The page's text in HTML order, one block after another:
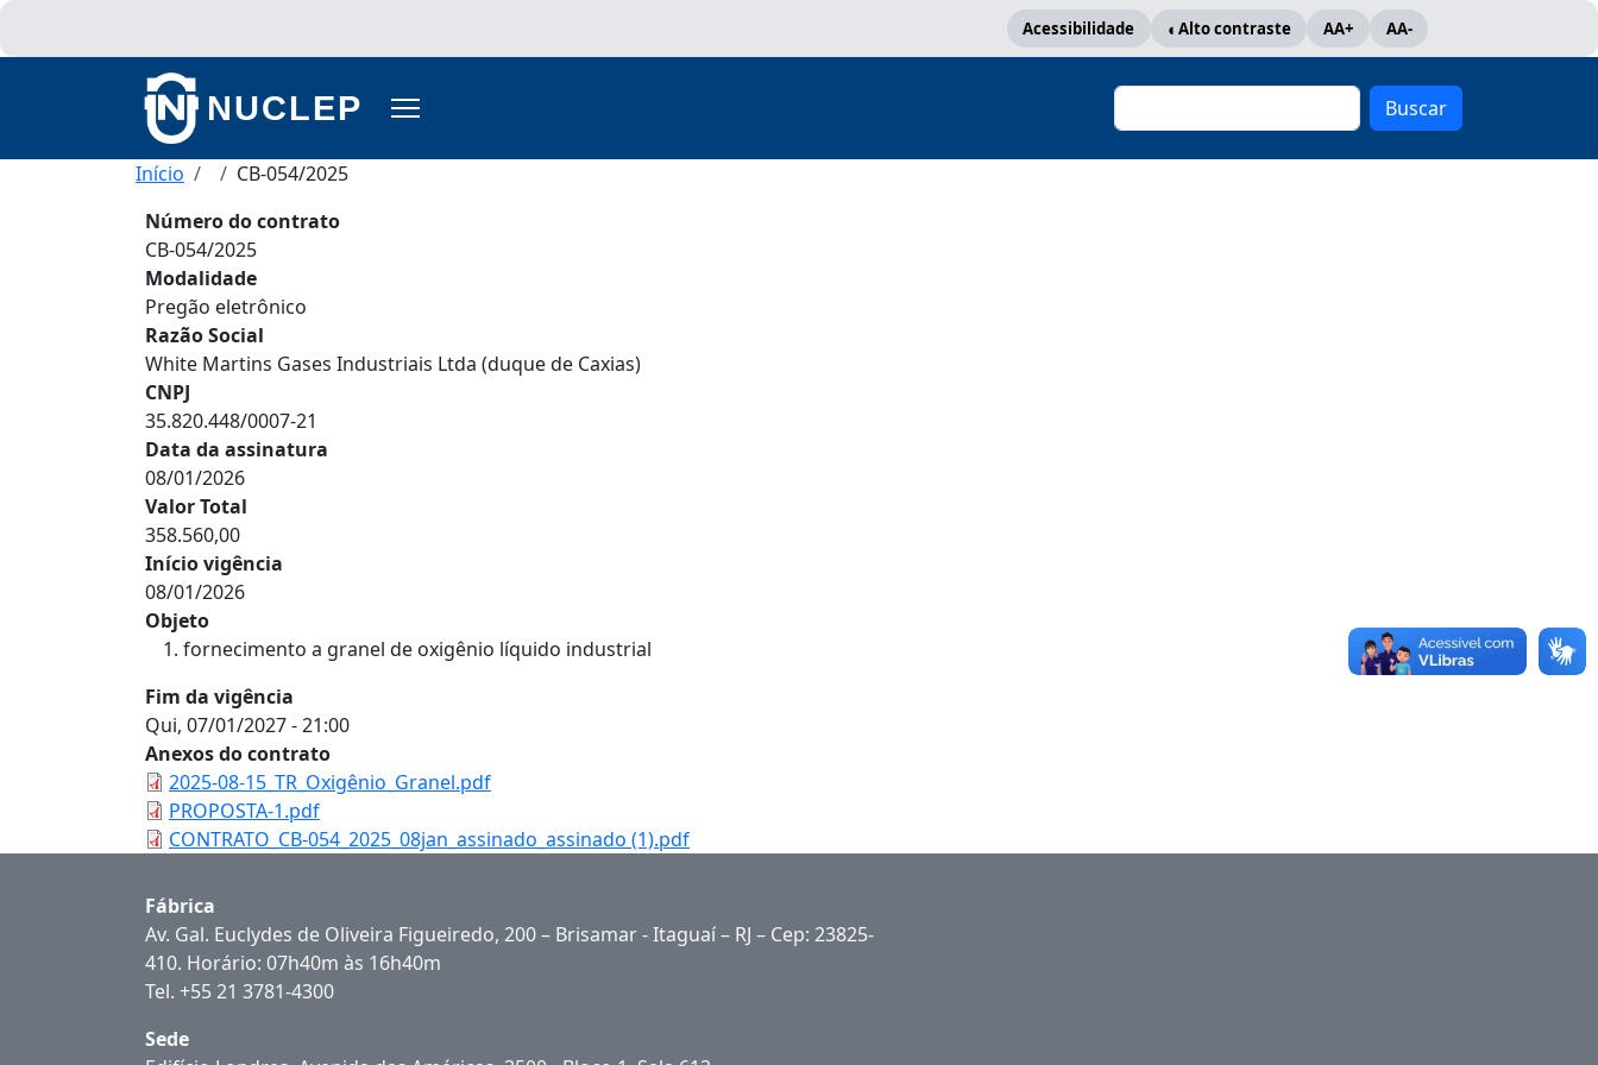
Acessibilidade Alto contraste AA+ AA-
NUCLEP
Trilha de navegação
Início
CB-054/2025
Número do contrato
CB-054/2025
Modalidade
Pregão eletrônico
Razão Social
White Martins Gases Industriais Ltda (duque de Caxias)
CNPJ
35.820.448/0007-21
Data da assinatura
08/01/2026
Valor Total
358.560,00
Início vigência
08/01/2026
Objeto
fornecimento a granel de oxigênio líquido industrial
Fim da vigência
Qui, 07/01/2027 - 21:00
Anexos do contrato
2025-08-15_TR_Oxigênio_Granel.pdf
PROPOSTA-1.pdf
CONTRATO_CB-054_2025_08jan_assinado_assinado (1).pdf
Fábrica
Av. Gal. Euclydes de Oliveira Figueiredo, 200 – Brisamar - Itaguaí – RJ – Cep: 23825-
410. Horário: 07h40m às 16h40m
Tel. +55 21 3781-4300
Sede